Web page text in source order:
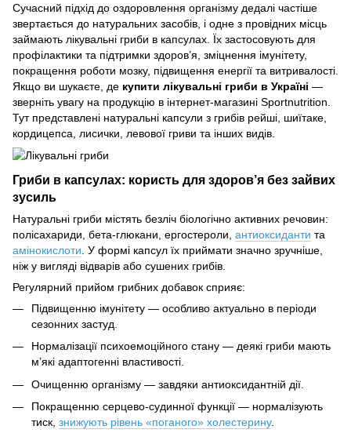
Сучасний підхід до оздоровлення організму дедалі частіше
звертається до натуральних засобів, і одне з провідних місць
займають лікувальні гриби в капсулах. Їх застосовують для
профілактики та підтримки здоров’я, зміцнення імунітету,
покращення роботи мозку, підвищення енергії та витривалості.
Якщо ви шукаєте, де купити лікувальні гриби в Україні —
зверніть увагу на продукцію в інтернет-магазині Sportnutrition.
Тут представлені натуральні капсули з грибів рейші, шиїтаке,
кордицепса, лисички, левової гриви та інших видів.
Гриби в капсулах: користь для здоров’я без зайвих
зусиль
Натуральні гриби містять безліч біологічно активних речовин:
полісахариди, бета-глюкани, ергостероли, антиоксиданти та
амінокислоти . У формі капсул їх приймати значно зручніше,
ніж у вигляді відварів або сушених грибів.
Регулярний прийом грибних добавок сприяє:
Підвищенню імунітету — особливо актуально в періоди
сезонних застуд.
Нормалізації психоемоційного стану — деякі гриби мають
м’які адаптогенні властивості.
Очищенню організму — завдяки антиоксидантній дії.
Покращенню серцево-судинної функції — нормалізують
тиск, знижують рівень «поганого» холестерину.